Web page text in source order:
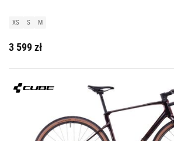
XS S M
3 599 zł